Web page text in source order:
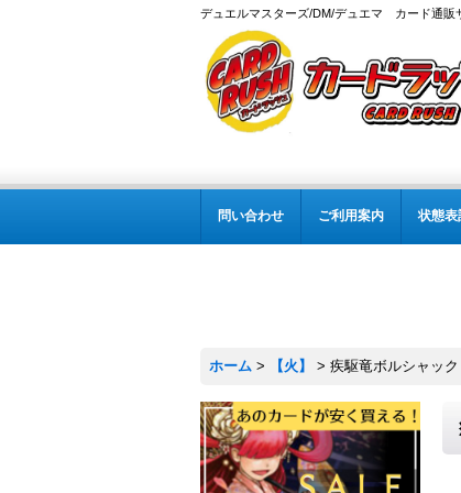
デュエルマスターズ/DM/デュエマ カード通販
問い合わせ ご利用案内 状態表
ホーム > 【火】 > 疾駆竜ボルシャッ